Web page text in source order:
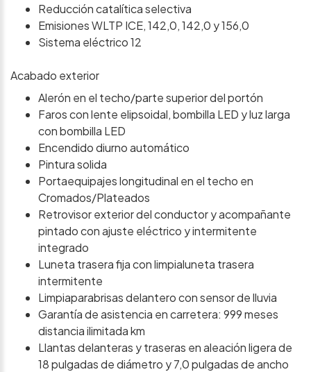
Reducción catalítica selectiva
Emisiones WLTP ICE, 142,0, 142,0 y 156,0
Sistema eléctrico 12
Acabado exterior
Alerón en el techo/parte superior del portón
Faros con lente elipsoidal, bombilla LED y luz larga
con bombilla LED
Encendido diurno automático
Pintura solida
Portaequipajes longitudinal en el techo en
Cromados/Plateados
Retrovisor exterior del conductor y acompañante
pintado con ajuste eléctrico y intermitente
integrado
Luneta trasera fija con limpialuneta trasera
intermitente
Limpiaparabrisas delantero con sensor de lluvia
Garantía de asistencia en carretera: 999 meses
distancia ilimitada km
Llantas delanteras y traseras en aleación ligera de
18 pulgadas de diámetro y 7,0 pulgadas de ancho